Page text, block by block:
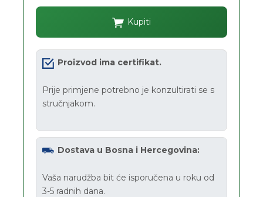
Kupiti
Proizvod ima certifikat.
Prije primjene potrebno je konzultirati se s
stručnjakom.
Dostava u Bosna i Hercegovina:
Vaša narudžba bit će isporučena u roku od
3-5 radnih dana.